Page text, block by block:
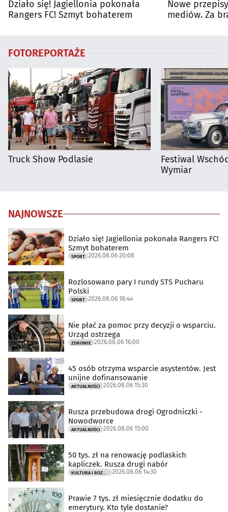
Działo się! Jagiellonia pokonała
Rangers FC! Szmyt bohaterem
Nowe
mediów. Za
FOTOREPORTAŻE
Truck Show Podlasie
Festiwal
Wymiar
NAJNOWSZE
Działo się! Jagiellonia pokonała Rangers FC!
Szmyt bohaterem
SPORT 2026.08.06 20:08
Rozlosowano pary I rundy STS Pucharu
Polski
SPORT 2026.08.06 18:44
Nie płać za pomoc przy decyzji o wsparciu.
Urząd ostrzega
ZDROWIE 2026.08.06 16:00
45 osób otrzyma wsparcie asystentów. Jest
unijne dofinansowanie
AKTUALNOŚCI 2026.08.06 15:30
Rusza przebudowa drogi Ogrodniczki -
Nowodworce
AKTUALNOŚCI 2026.08.06 15:00
50 tys. zł na renowację podlaskich
kapliczek. Rusza drugi nabór
2026.08.06 14:30
Prawie 7 tys. zł miesięcznie dodatku do
emerytury. Kto tyle dostanie?